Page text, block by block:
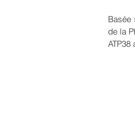
Basée
de la